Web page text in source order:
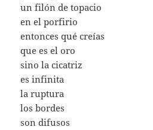
un filón de topacio
en el porfirio
entonces qué creías
que es el oro
sino la cicatriz
es infinita
la ruptura
los bordes
son difusos